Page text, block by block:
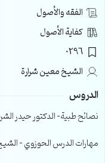
الفقه والأصول
كفاية الأصول
0296
الشيخ معين شرارة
الدروس
نصائح طبية- الدكتور حيدر الشرع
مهارات الدرس الحوزوي –